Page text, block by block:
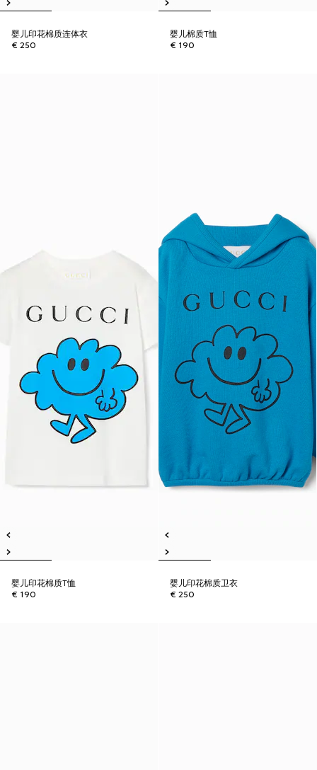
婴儿印花棉质连体衣
€ 250
婴儿棉质T恤
€ 190
婴儿印花棉质T恤
€ 190
婴儿印花棉质卫衣
€ 250